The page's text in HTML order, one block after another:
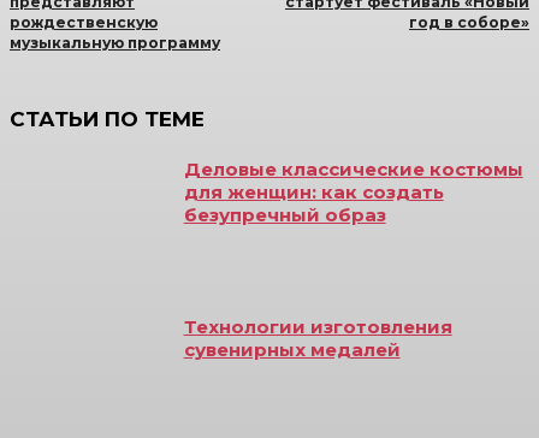
рождественскую
музыкальную программу
год в соборе»
СТАТЬИ ПО ТЕМЕ
Деловые классические костюмы
для женщин: как создать
безупречный образ
Технологии изготовления
сувенирных медалей